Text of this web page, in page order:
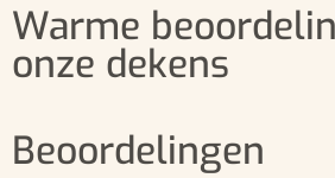
Warme
onze dekens
Beoordelingen